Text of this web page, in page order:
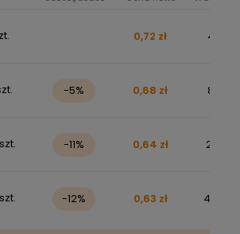
0,72 zł 43,98
-5% 0,68 zł 83,26
-11% 0,64 zł 235,21
-12% 0,63 zł 462,43